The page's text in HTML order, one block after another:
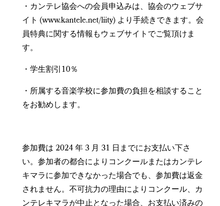
・カンテレ協会への会員申込みは、協会のウェブサ
イト (www.kantele.net/liity) より手続きできます。会
員特典に関する情報もウェブサイトでご覧頂けま
す。
・学生割引10％
・所属する音楽学校に参加費の負担を相談すること
をお勧めします。
参加費は 2024 年 3 月 31 日までにお支払い下さ
い。参加者の都合によりコンクールまたはカンテレ
キマラに参加できなかった場合でも、参加費は返金
されません。不可抗力の理由によりコンクール、カ